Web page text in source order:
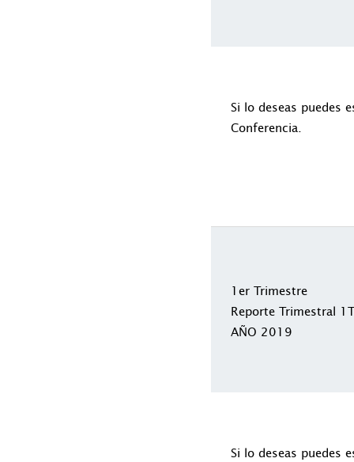
Si lo deseas puedes
Conferencia.
1er Trimestre
Reporte Trimestral
AÑO 2019
Si lo deseas puedes